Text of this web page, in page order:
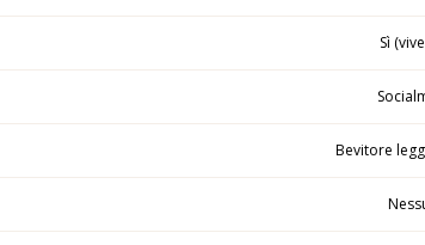
Sì
Bevitore